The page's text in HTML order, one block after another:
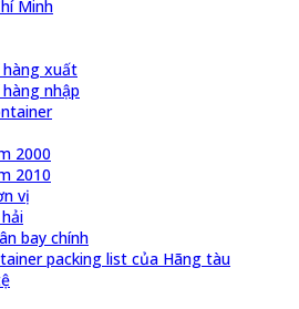
Minh
hàng xuất
nhập
2000
2010
vị
bay chính
packing list của Hãng tàu